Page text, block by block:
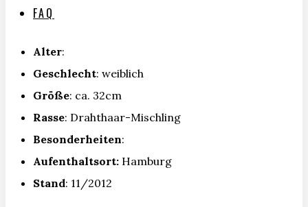
FAQ
Alter:
Geschlecht: weiblich
Größe: ca. 32cm
Rasse: Drahthaar-Mischling
Besonderheiten:
Aufenthaltsort: Hamburg
Stand: 11/2012